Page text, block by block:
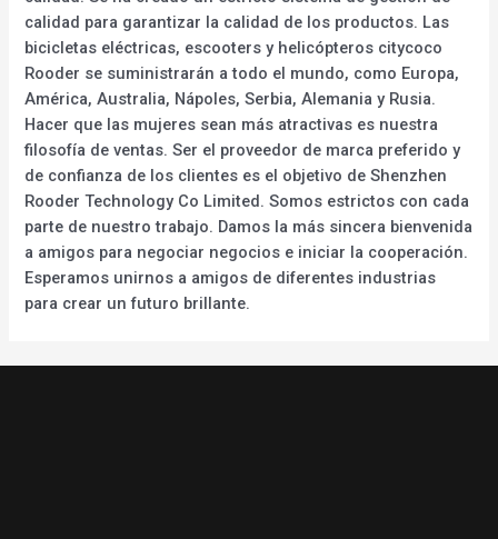
calidad para garantizar la calidad de los productos. Las
bicicletas eléctricas, escooters y helicópteros citycoco
Rooder se suministrarán a todo el mundo, como Europa,
América, Australia, Nápoles, Serbia, Alemania y Rusia.
Hacer que las mujeres sean más atractivas es nuestra
filosofía de ventas. Ser el proveedor de marca preferido y
de confianza de los clientes es el objetivo de Shenzhen
Rooder Technology Co Limited. Somos estrictos con cada
parte de nuestro trabajo. Damos la más sincera bienvenida
a amigos para negociar negocios e iniciar la cooperación.
Esperamos unirnos a amigos de diferentes industrias
para crear un futuro brillante.